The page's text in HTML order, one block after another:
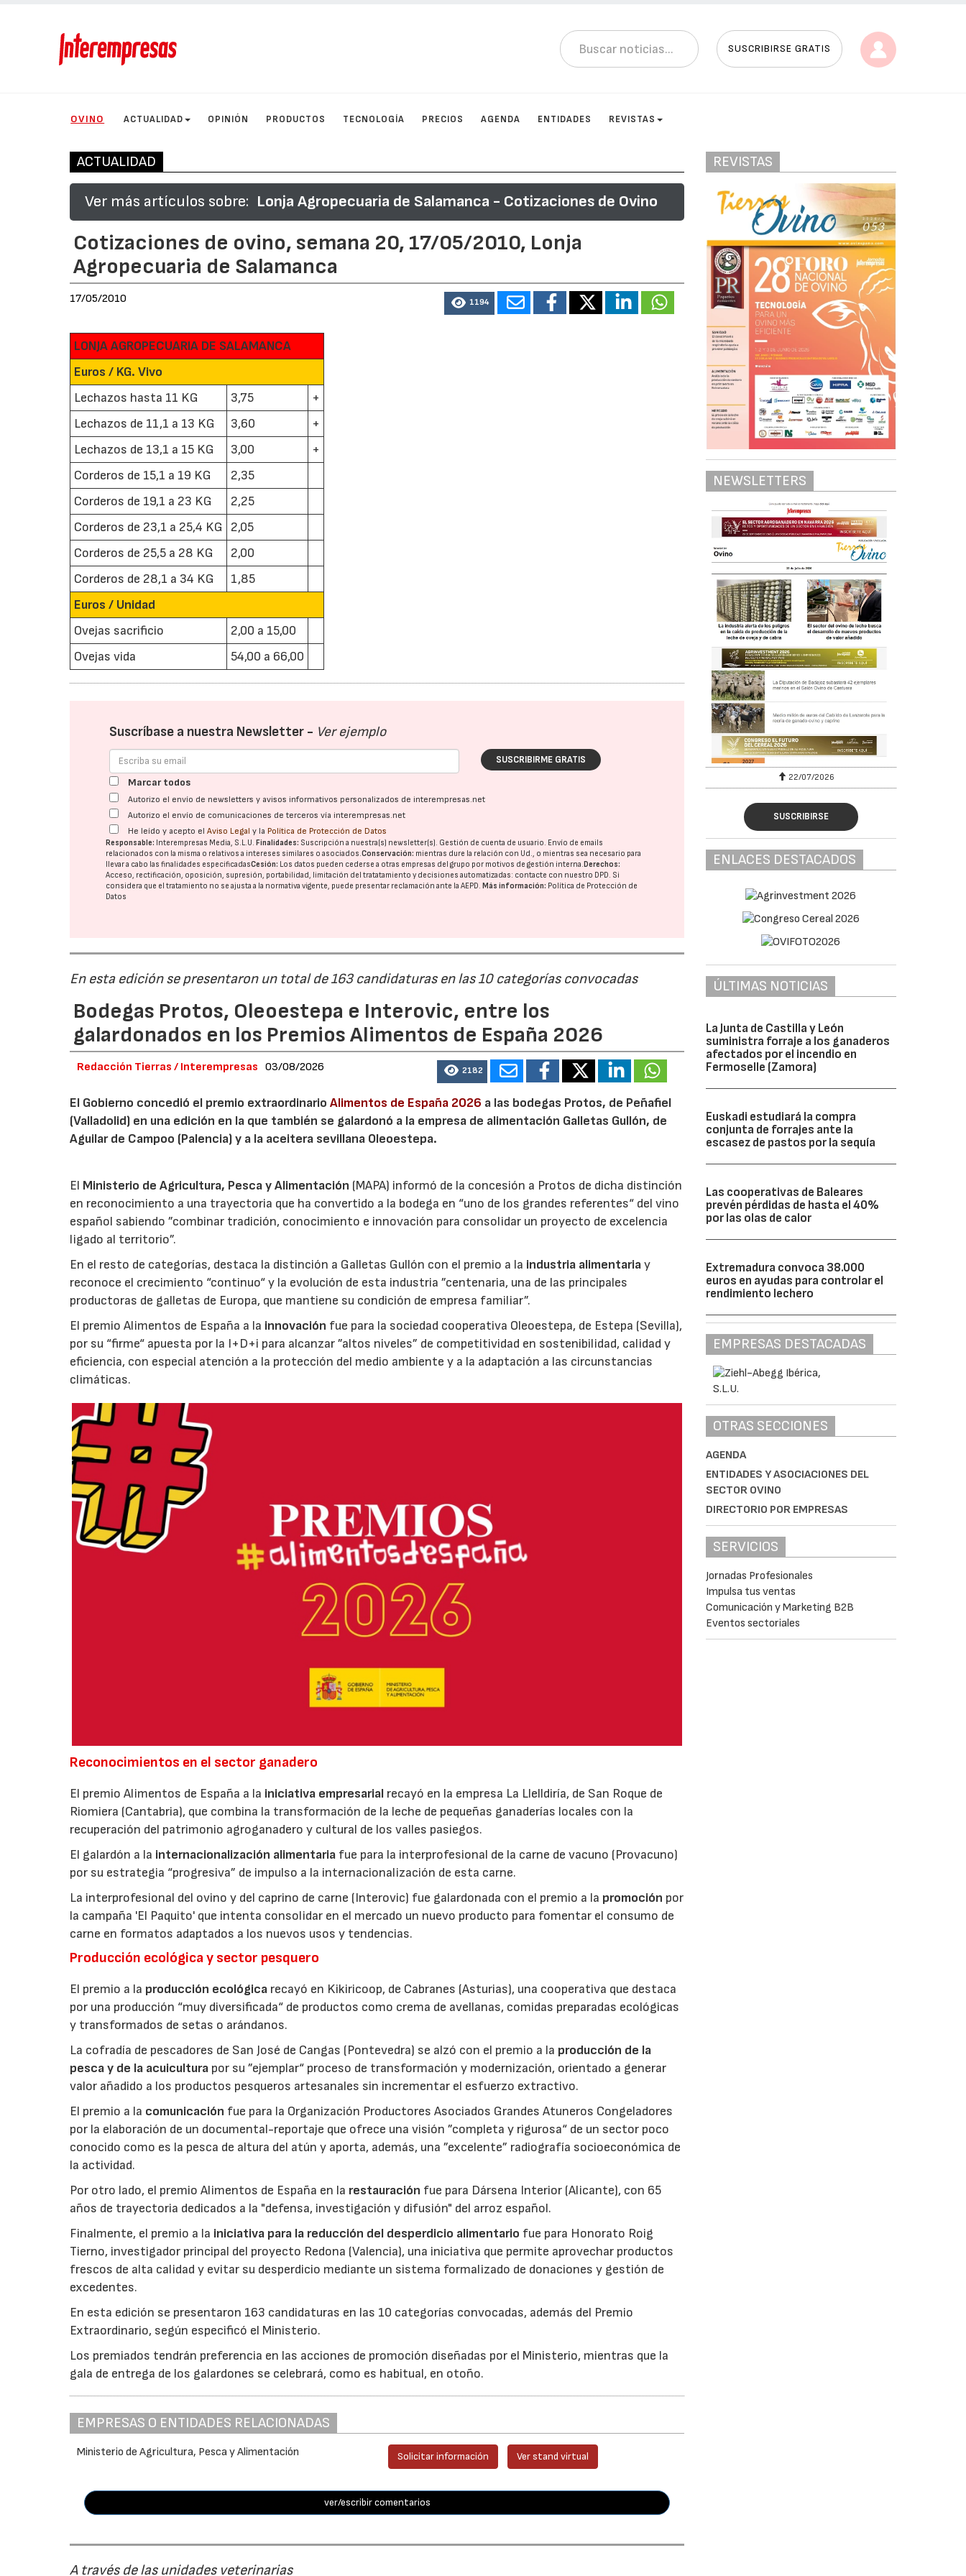
SUSCRIBIRSE GRATIS
OVINO ACTUALIDAD OPINIÓN PRODUCTOS TECNOLOGÍA PRECIOS AGENDA ENTIDADES REVISTAS
ACTUALIDAD
Ver más artículos sobre: Lonja Agropecuaria de Salamanca - Cotizaciones de Ovino
Cotizaciones de ovino, semana 20, 17/05/2010, Lonja
Agropecuaria de Salamanca
17/05/2010 1194
LONJA AGROPECUARIA DE SALAMANCA
Euros / KG. Vivo
Lechazos hasta 11 KG
3,75
+
Lechazos de 11,1 a 13 KG
3,60
+
Lechazos de 13,1 a 15 KG
3,00
+
Corderos de 15,1 a 19 KG
2,35
Corderos de 19,1 a 23 KG
2,25
Corderos de 23,1 a 25,4 KG
2,05
Corderos de 25,5 a 28 KG
2,00
Corderos de 28,1 a 34 KG
1,85
Euros / Unidad
Ovejas sacrificio
2,00 a 15,00
Ovejas vida
54,00 a 66,00
Suscríbase a nuestra Newsletter - Ver ejemplo
SUSCRIBIRME GRATIS
Marcar todos
Autorizo el envío de newsletters y avisos informativos personalizados de interempresas.net
Autorizo el envío de comunicaciones de terceros vía interempresas.net
He leído y acepto elAviso Legal y la Política de Protección de Datos
Responsable: Interempresas Media, S.L.U.Finalidades: Suscripción a nuestra(s) newsletter(s). Gestión de cuenta de usuario. Envío de emails
relacionados con la misma o relativos a intereses similares o asociados.Conservación: mientras dure la relación con Ud., o mientras sea necesario para
llevar a cabo las finalidades especificadasCesión: Los datos pueden cederse a otras empresas del grupo por motivos de gestión interna.Derechos:
Acceso, rectificación, oposición, supresión, portabilidad, limitación del tratatamiento y decisiones automatizadas: contacte con nuestro DPD. Si
considera que el tratamiento no se ajusta a la normativa vigente, puede presentar reclamación ante laAEPD.Más información: Política de Protección de
Datos
En esta edición se presentaron un total de 163 candidaturas en las 10 categorías convocadas
Bodegas Protos, Oleoestepa e Interovic, entre los
galardonados en los Premios Alimentos de España 2026
Redacción Tierras / Interempresas 03/08/2026 2182
El Gobierno concedió el premio extraordinarioAlimentos de España 2026 a las bodegas Protos, de Peñafiel
(Valladolid) en una edición en la que también se galardonó a la empresa de alimentación Galletas Gullón, de
Aguilar de Campoo (Palencia) y a la aceitera sevillana Oleoestepa.
El Ministerio de Agricultura, Pesca y Alimentación (MAPA) informó de la concesión a Protos de dicha distinción
en reconocimiento a una trayectoria que ha convertido a la bodega en “uno de los grandes referentes“ del vino
español sabiendo ”combinar tradición, conocimiento e innovación para consolidar un proyecto de excelencia
ligado al territorio”.
En el resto de categorías, destaca la distinción a Galletas Gullón con el premio a la industria alimentariay
reconoce el crecimiento “continuo“ y la evolución de esta industria ”centenaria, una de las principales
productoras de galletas de Europa, que mantiene su condición de empresa familiar”.
El premio Alimentos de España a la innovación fue para la sociedad cooperativa Oleoestepa, de Estepa (Sevilla),
por su “firme“ apuesta por la I+D+i para alcanzar ”altos niveles” de competitividad en sostenibilidad, calidad y
eficiencia, con especial atención a la protección del medio ambiente y a la adaptación a las circunstancias
climáticas.
Reconocimientos en el sector ganadero
El premio Alimentos de España a la iniciativa empresarial recayó en la empresa La Llelldiría, de San Roque de
Riomiera (Cantabria), que combina la transformación de la leche de pequeñas ganaderías locales con la
recuperación del patrimonio agroganadero y cultural de los valles pasiegos.
El galardón a la internacionalización alimentaria fue para la interprofesional de la carne de vacuno (Provacuno)
por su estrategia “progresiva” de impulso a la internacionalización de esta carne.
La interprofesional del ovino y del caprino de carne (Interovic) fue galardonada con el premio a la promoción por
la campaña 'El Paquito' que intenta consolidar en el mercado un nuevo producto para fomentar el consumo de
carne en formatos adaptados a los nuevos usos y tendencias.
Producción ecológica y sector pesquero
El premio a la producción ecológica recayó en Kikiricoop, de Cabranes (Asturias), una cooperativa que destaca
por una producción “muy diversificada“ de productos como crema de avellanas, comidas preparadas ecológicas
y transformados de setas o arándanos.
La cofradía de pescadores de San José de Cangas (Pontevedra) se alzó con el premio a la producción de la
pesca y de la acuicultura por su ”ejemplar“ proceso de transformación y modernización, orientado a generar
valor añadido a los productos pesqueros artesanales sin incrementar el esfuerzo extractivo.
El premio a la comunicación fue para la Organización Productores Asociados Grandes Atuneros Congeladores
por la elaboración de un documental-reportaje que ofrece una visión ”completa y rigurosa“ de un sector poco
conocido como es la pesca de altura del atún y aporta, además, una ”excelente” radiografía socioeconómica de
la actividad.
Por otro lado, el premio Alimentos de España en la restauración fue para Dársena Interior (Alicante), con 65
años de trayectoria dedicados a la "defensa, investigación y difusión" del arroz español.
Finalmente, el premio a la iniciativa para la reducción del desperdicio alimentario fue para Honorato Roig
Tierno, investigador principal del proyecto Redona (Valencia), una iniciativa que permite aprovechar productos
frescos de alta calidad y evitar su desperdicio mediante un sistema formalizado de donaciones y gestión de
excedentes.
En esta edición se presentaron 163 candidaturas en las 10 categorías convocadas, además del Premio
Extraordinario, según especificó el Ministerio.
Los premiados tendrán preferencia en las acciones de promoción diseñadas por el Ministerio, mientras que la
gala de entrega de los galardones se celebrará, como es habitual, en otoño.
EMPRESAS O ENTIDADES RELACIONADAS
Ministerio de Agricultura, Pesca y Alimentación Solicitar información Ver stand virtual
ver/escribir comentarios
A través de las unidades veterinarias
REVISTAS
NEWSLETTERS
22/07/2026
SUSCRIBIRSE
ENLACES DESTACADOS
ÚLTIMAS NOTICIAS
La Junta de Castilla y León
suministra forraje a los ganaderos
afectados por el incendio en
Fermoselle (Zamora)
Euskadi estudiará la compra
conjunta de forrajes ante la
escasez de pastos por la sequía
Las cooperativas de Baleares
prevén pérdidas de hasta el 40%
por las olas de calor
Extremadura convoca 38.000
euros en ayudas para controlar el
rendimiento lechero
EMPRESAS DESTACADAS
OTRAS SECCIONES
AGENDA
ENTIDADES Y ASOCIACIONES DEL
SECTOR OVINO
DIRECTORIO POR EMPRESAS
SERVICIOS
Jornadas Profesionales
Impulsa tus ventas
Comunicación y Marketing B2B
Eventos sectoriales